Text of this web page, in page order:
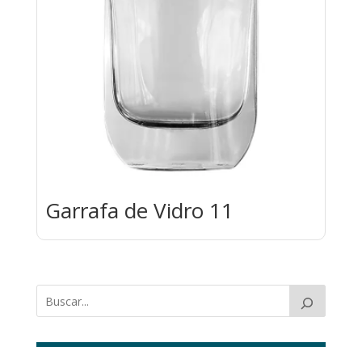
Garrafa de Vidro 11